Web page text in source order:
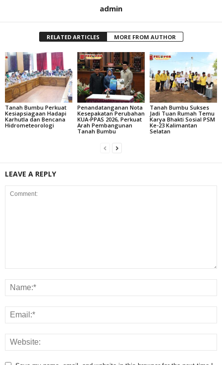
admin
RELATED ARTICLES MORE FROM AUTHOR
Tanah Bumbu Perkuat
Kesiapsiagaan Hadapi
Karhutla dan Bencana
Hidrometeorologi
Penandatanganan Nota
Kesepakatan Perubahan
KUA-PPAS 2026, Perkuat
Arah Pembangunan
Tanah Bumbu
Tanah Bumbu Sukses
Jadi Tuan Rumah Temu
Karya Bhakti Sosial PSM
Ke-23 Kalimantan
Selatan
LEAVE A REPLY